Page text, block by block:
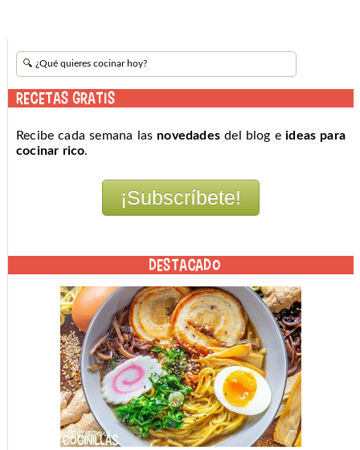
RECETAS GRATIS
Recibe cada semana las novedades del blog eideas para
cocinar rico.
DESTACADO